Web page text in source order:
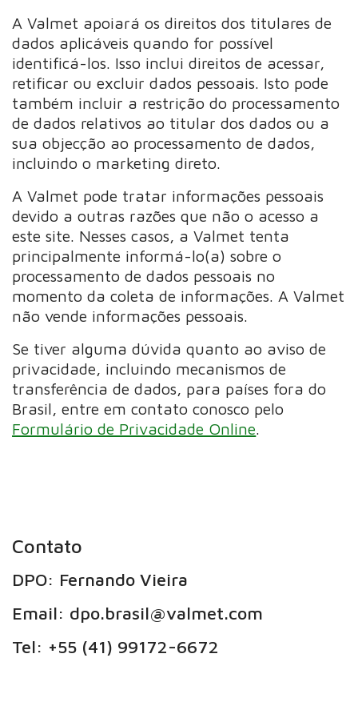
A Valmet apoiará os direitos dos titulares de
dados aplicáveis quando for possível
identificá-los. Isso inclui direitos de acessar,
retificar ou excluir dados pessoais. Isto pode
também incluir a restrição do processamento
de dados relativos ao titular dos dados ou a
sua objecção ao processamento de dados,
incluindo o marketing direto.
A Valmet pode tratar informações pessoais
devido a outras razões que não o acesso a
este site. Nesses casos, a Valmet tenta
principalmente informá-lo(a) sobre o
processamento de dados pessoais no
momento da coleta de informações. A Valmet
não vende informações pessoais.
Se tiver alguma dúvida quanto ao aviso de
privacidade, incluindo mecanismos de
transferência de dados, para países fora do
Brasil, entre em contato conosco pelo
Formulário de Privacidade Online.
Contato
DPO: Fernando Vieira
Email: dpo.brasil@valmet.com
Tel: +55 (41) 99172-6672